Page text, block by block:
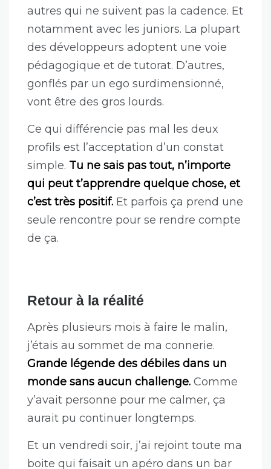
Enfin, ça veut pas dire que c’est réservé
aux juniors cette affaire. Beaucoup de
développeurs avec plus d’expérience
sont atteints aussi. Ce que tu fais est
super compliqué.À force de régler des
problèmes complexes, de plus en plus
ego.Et si t’es pas vigilant, tu peux vite
tomber dans le dédain envers les
autres qui ne suivent pas la cadence. Et
notamment avec les juniors. La plupart
des développeurs adoptent une voie
pédagogique et de tutorat. D’autres,
gonflés par un ego surdimensionné,
profils est l’acceptation d’un constat
simple.Tu ne sais pas tout, n’importe
qui peut t’apprendre quelque chose, et
c’est très positif.Et parfois ça prend une
seule rencontre pour se rendre compte
de ça.
Retour à la réalité